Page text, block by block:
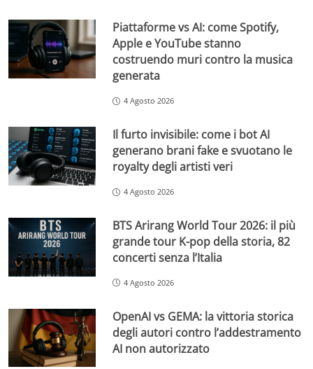
Piattaforme vs AI: come Spotify,
Apple e YouTube stanno
costruendo muri contro la musica
generata
4 Agosto 2026
Il furto invisibile: come i bot AI
generano brani fake e svuotano le
royalty degli artisti veri
4 Agosto 2026
BTS Arirang World Tour 2026: il più
grande tour K-pop della storia, 82
concerti senza l’Italia
4 Agosto 2026
OpenAI vs GEMA: la vittoria storica
degli autori contro l’addestramento
AI non autorizzato